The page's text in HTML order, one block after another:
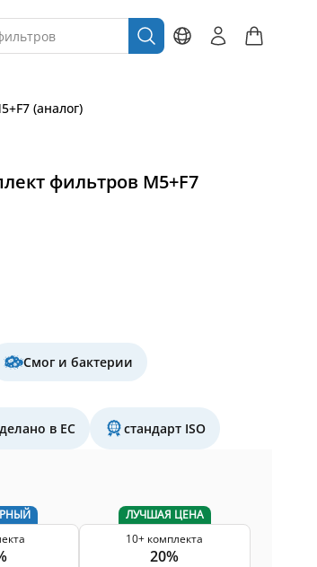
(аналог)
фильтров M5+F7
Смог и бактерии
в ЕС стандарт ISO
ЛУЧШАЯ ЦЕНА
10+ комплекта
20%